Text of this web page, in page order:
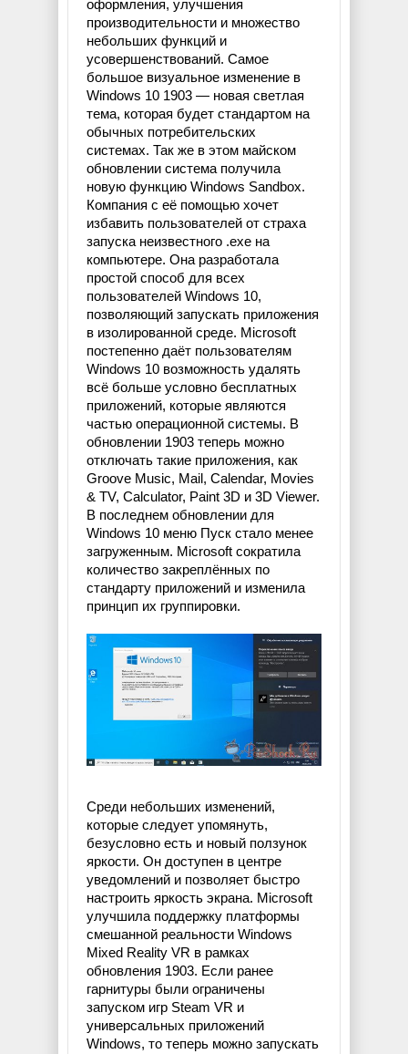
оформления, улучшения
производительности и множество
небольших функций и
усовершенствований. Самое
большое визуальное изменение в
Windows 10 1903 — новая светлая
тема, которая будет стандартом на
обычных потребительских
системах. Так же в этом майском
обновлении система получила
новую функцию Windows Sandbox.
Компания с её помощью хочет
избавить пользователей от страха
запуска неизвестного .exe на
компьютере. Она разработала
простой способ для всех
пользователей Windows 10,
позволяющий запускать приложения
в изолированной среде. Microsoft
постепенно даёт пользователям
Windows 10 возможность удалять
всё больше условно бесплатных
приложений, которые являются
частью операционной системы. В
обновлении 1903 теперь можно
отключать такие приложения, как
Groove Music, Mail, Calendar, Movies
& TV, Calculator, Paint 3D и 3D Viewer.
В последнем обновлении для
Windows 10 меню Пуск стало менее
загруженным. Microsoft сократила
количество закреплённых по
стандарту приложений и изменила
принцип их группировки.
Среди небольших изменений,
которые следует упомянуть,
безусловно есть и новый ползунок
яркости. Он доступен в центре
уведомлений и позволяет быстро
настроить яркость экрана. Microsoft
улучшила поддержку платформы
смешанной реальности Windows
Mixed Reality VR в рамках
обновления 1903. Если ранее
гарнитуры были ограничены
запуском игр Steam VR и
универсальных приложений
Windows, то теперь можно запускать